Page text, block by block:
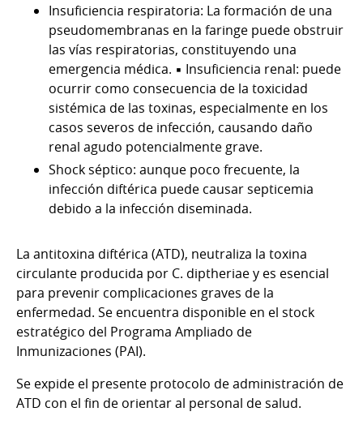
Insuficiencia respiratoria: La formación de una
pseudomembranas en la faringe puede obstruir
las vías respiratorias, constituyendo una
emergencia médica. ▪ Insuficiencia renal: puede
ocurrir como consecuencia de la toxicidad
sistémica de las toxinas, especialmente en los
casos severos de infección, causando daño
renal agudo potencialmente grave.
Shock séptico: aunque poco frecuente, la
infección diftérica puede causar septicemia
debido a la infección diseminada.
La antitoxina diftérica (ATD), neutraliza la toxina
circulante producida por C. diptheriae y es esencial
para prevenir complicaciones graves de la
enfermedad. Se encuentra disponible en el stock
estratégico del Programa Ampliado de
Inmunizaciones (PAI).
Se expide el presente protocolo de administración de
ATD con el fin de orientar al personal de salud.